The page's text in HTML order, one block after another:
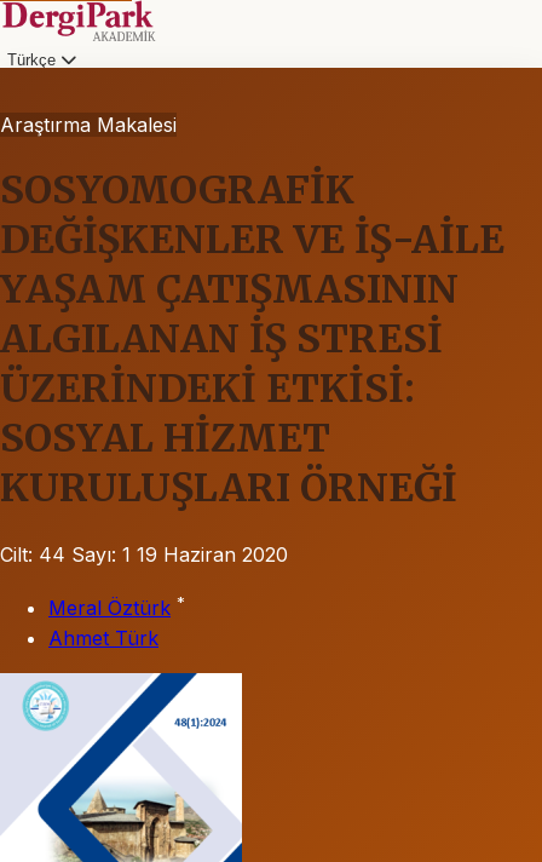
Türkçe
Araştırma Makalesi
SOSYOMOGRAFİK
DEĞİŞKENLER VE İŞ-AİLE
YAŞAM ÇATIŞMASININ
ALGILANAN İŞ STRESİ
ÜZERİNDEKİ ETKİSİ:
SOSYAL HİZMET
KURULUŞLARI ÖRNEĞİ
Cilt: 44 Sayı: 1 19 Haziran 2020
Meral Öztürk *
Ahmet Türk